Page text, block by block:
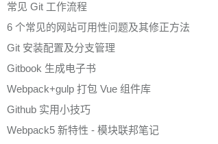
常见 Git 工作流程
6 个常见的网站可用性问题及其修正方法
Git 安装配置及分支管理
Gitbook 生成电子书
Webpack+gulp 打包 Vue 组件库
Github 实用小技巧
Webpack5 新特性 - 模块联邦笔记